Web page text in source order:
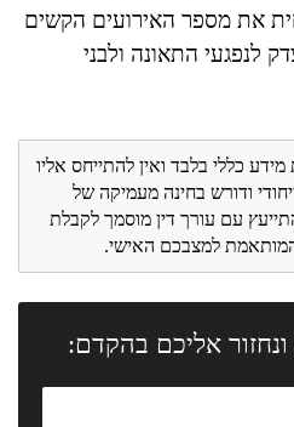
את מספר האירועים הקשים
לנפגעי התאונה ולבני
כללי בלבד ואין להתייחס אליו
ודורש בחינה מעמיקה של
עם עורך דין מוסמך לקבלת
למצבכם האישי.
אליכם בהקדם: